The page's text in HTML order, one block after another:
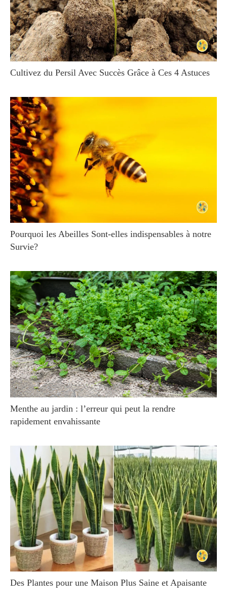
Cultivez du Persil Avec Succès Grâce à Ces 4 Astuces
Pourquoi les Abeilles Sont-elles indispensables à notre
Survie?
Menthe au jardin : l’erreur qui peut la rendre
rapidement envahissante
Des Plantes pour une Maison Plus Saine et Apaisante